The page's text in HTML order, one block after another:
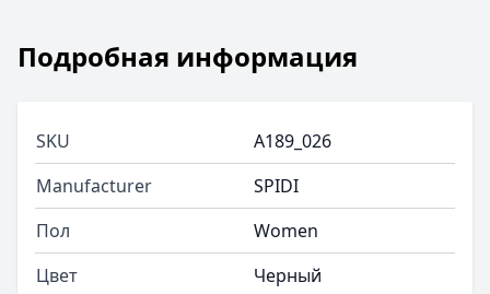
Подробная информация
SKU
A189_026
Manufacturer
SPIDI
Пол
Women
Цвет
Черный